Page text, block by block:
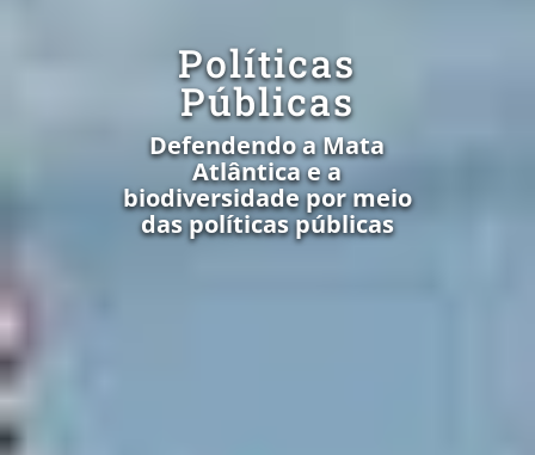
Políticas
Públicas
Defendendo a Mata
Atlântica e a
biodiversidade por meio
das políticas públicas